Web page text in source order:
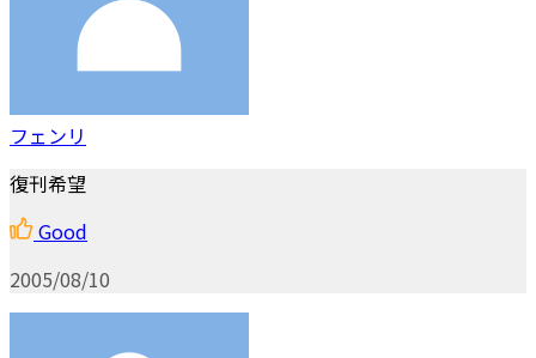
フェンリ
復刊希望
Good
2005/08/10